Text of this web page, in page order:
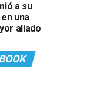
a su
una
aliado